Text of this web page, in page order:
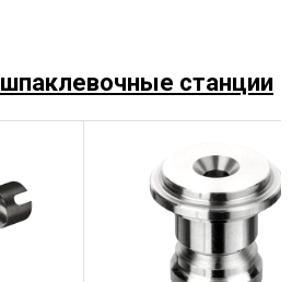
шпаклевочные станции